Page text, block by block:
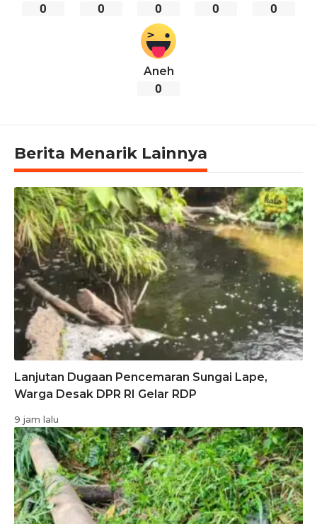
0 0 0 0 0
Aneh
0
Berita Menarik Lainnya
Lanjutan Dugaan Pencemaran Sungai Lape,
Warga Desak DPR RI Gelar RDP
9 jam lalu